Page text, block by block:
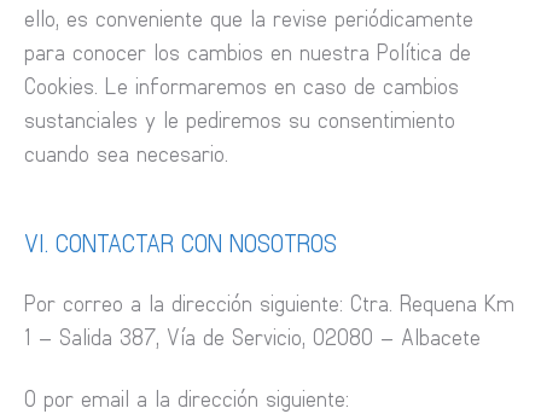
ello, es conveniente que la revise periódicamente
para conocer los cambios en nuestra Política de
Cookies. Le informaremos en caso de cambios
sustanciales y le pediremos su consentimiento
cuando sea necesario.
VI. CONTACTAR CON NOSOTROS
Por correo a la dirección siguiente: Ctra. Requena Km
1 – Salida 387, Vía de Servicio, 02080 – Albacete
O por email a la dirección siguiente: